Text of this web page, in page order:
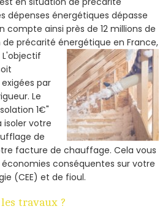
dépenses énergétiques dépasse
compte ainsi près de 12 millions de
précarité énergétique en France,
L'objectif
par
Le
1€"
isoler votre
de
facture de chauffage. Cela vous
conséquentes sur votre
(CEE) et de fioul.
travaux ?